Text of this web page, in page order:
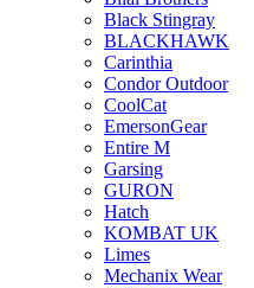
Black Stingray
BLACKHAWK
Carinthia
Condor Outdoor
CoolCat
EmersonGear
Entire M
Garsing
GURON
Hatch
KOMBAT UK
Limes
Mechanix Wear